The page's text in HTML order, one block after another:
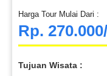
Harga Tour Mulai Dari :
Rp.
Tujuan Wisata :